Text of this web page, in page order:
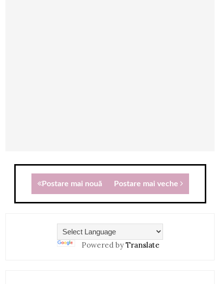
Postare mai nouă Postare mai veche
Powered by Translate